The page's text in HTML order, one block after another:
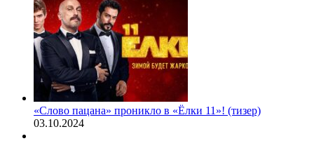
«Слово пацана» проникло в «Ёлки 11»! (тизер)
03.10.2024